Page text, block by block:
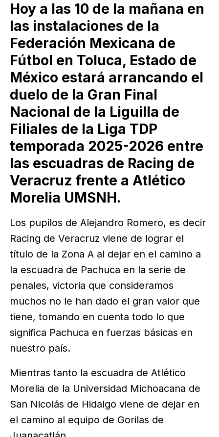
Hoy a las 10 de la mañana en
las instalaciones de la
Federación Mexicana de
Fútbol en Toluca, Estado de
México estará arrancando el
duelo de la Gran Final
Nacional de la Liguilla de
Filiales de la Liga TDP
temporada 2025-2026 entre
las escuadras de Racing de
Veracruz frente a Atlético
Morelia UMSNH.
Los pupilos de Alejandro Romero, es decir
Racing de Veracruz viene de lograr el
título de la Zona A al dejar en el camino a
la escuadra de Pachuca en la serie de
penales, victoria que consideramos
muchos no le han dado el gran valor que
tiene, tomando en cuenta todo lo que
significa Pachuca en fuerzas básicas en
nuestro país.
Mientras tanto la escuadra de Atlético
Morelia de la Universidad Michoacana de
San Nicolás de Hidalgo viene de dejar en
el camino al equipo de Gorilas de